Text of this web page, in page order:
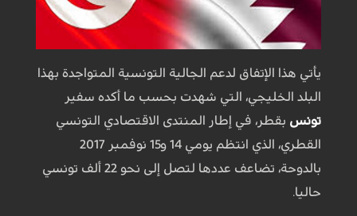
يأتي هذا الإتفاق لدعم الجالية التونسية المتواجدة بهذا
البلد الخليجي، التي شهدت بحسب ما أكده سفير
تونس بقطر، في إطار المنتدى الاقتصادي التونسي
القطري، الذي انتظم يومي 14 و15 نوفمبر 2017
بالدوحة، تضاعف عددها لتصل إلى نحو 22 ألف تونسي
حاليا.